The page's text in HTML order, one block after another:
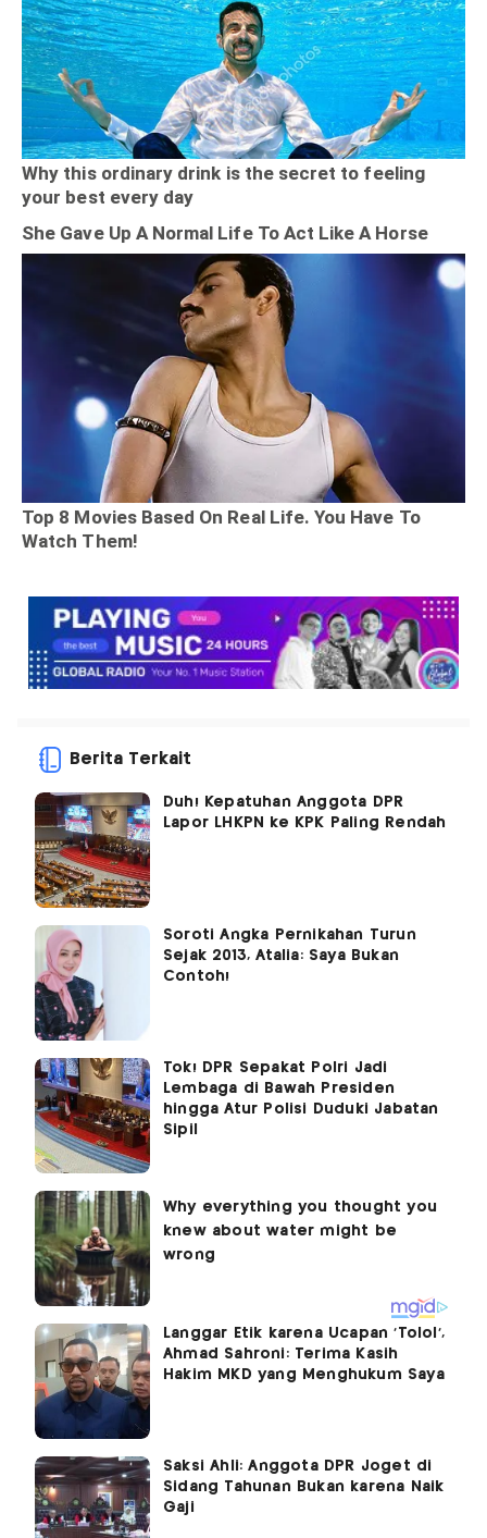
Berita Terkait
Duh! Kepatuhan Anggota DPR
Lapor LHKPN ke KPK Paling Rendah
Soroti Angka Pernikahan Turun
Sejak 2013, Atalia: Saya Bukan
Contoh!
Tok! DPR Sepakat Polri Jadi
Lembaga di Bawah Presiden
hingga Atur Polisi Duduki Jabatan
Sipil
Langgar Etik karena Ucapan 'Tolol’,
Ahmad Sahroni: Terima Kasih
Hakim MKD yang Menghukum Saya
Saksi Ahli: Anggota DPR Joget di
Sidang Tahunan Bukan karena Naik
Gaji